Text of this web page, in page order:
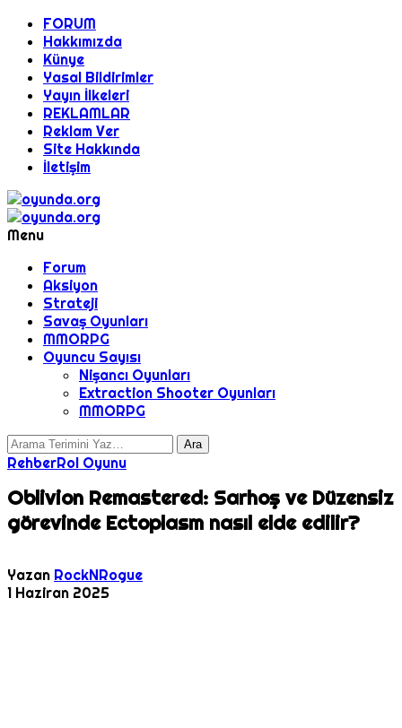
FORUM
Hakkımızda
Künye
Yasal Bildirimler
Yayın İlkeleri
REKLAMLAR
Reklam Ver
Site Hakkında
İletişim
Menu
Forum
Aksiyon
Strateji
Savaş Oyunları
MMORPG
Oyuncu Sayısı
Nişancı Oyunları
Extraction Shooter Oyunları
MMORPG
RehberRol Oyunu
Oblivion Remastered: Sarhoş ve Düzensiz
görevinde Ectoplasm nasıl elde edilir?
Yazan RockNRogue
1 Haziran 2025